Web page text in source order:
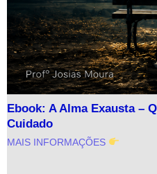
Ebook: A Alma Exausta –
Cuidado
MAIS INFORMAÇÕES